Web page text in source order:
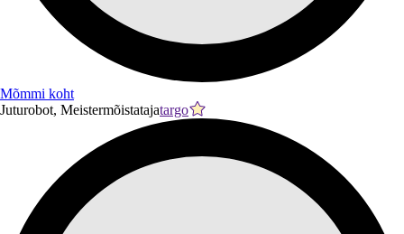
Mõmmi koht
Juturobot, Meistermõistatajatargo